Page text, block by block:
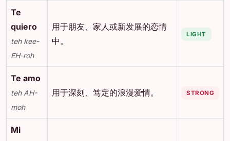
Te
quiero
teh kee-
EH-roh
用于朋友、家人或新发展的恋情
中。
LIGHT
Te amo
teh AH-
moh
用于深刻、笃定的浪漫爱情。 STRONG
Mi